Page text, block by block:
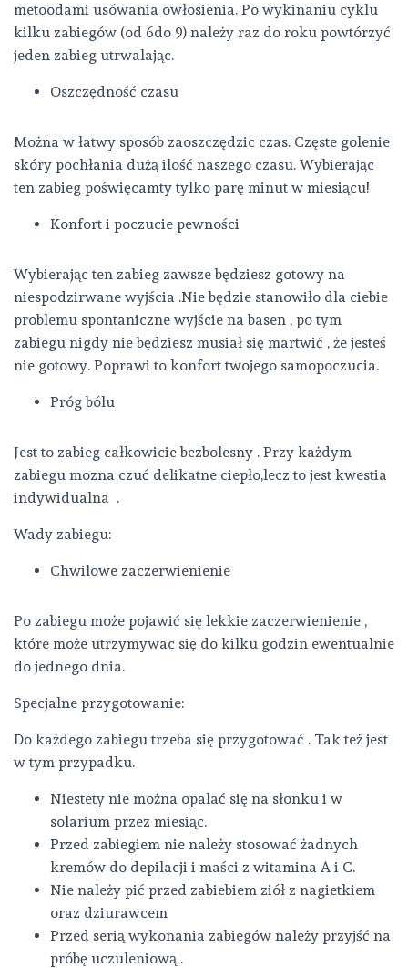
metoodami usówania owłosienia. Po wykinaniu cyklu
kilku zabiegów (od 6do 9) należy raz do roku powtórzyć
jeden zabieg utrwalając.
Oszczędność czasu
Można w łatwy sposób zaoszczędzic czas. Częste golenie
skóry pochłania dużą ilość naszego czasu. Wybierając
ten zabieg poświęcamty tylko parę minut w miesiącu!
Konfort i poczucie pewności
Wybierając ten zabieg zawsze będziesz gotowy na
niespodzirwane wyjścia .Nie będzie stanowiło dla ciebie
problemu spontaniczne wyjście na basen , po tym
zabiegu nigdy nie będziesz musiał się martwić , że jesteś
nie gotowy. Poprawi to konfort twojego samopoczucia.
Próg bólu
Jest to zabieg całkowicie bezbolesny . Przy każdym
zabiegu mozna czuć delikatne ciepło,lecz to jest kwestia
indywidualna .
Wady zabiegu:
Chwilowe zaczerwienienie
Po zabiegu może pojawić się lekkie zaczerwienienie ,
które może utrzymywac się do kilku godzin ewentualnie
do jednego dnia.
Specjalne przygotowanie:
Do każdego zabiegu trzeba się przygotować . Tak też jest
w tym przypadku.
Niestety nie można opalać się na słonku i w
solarium przez miesiąc.
Przed zabiegiem nie należy stosować żadnych
kremów do depilacji i maści z witamina A i C.
Nie należy pić przed zabiebiem ziół z nagietkiem
oraz dziurawcem
Przed serią wykonania zabiegów należy przyjść na
próbę uczuleniową .